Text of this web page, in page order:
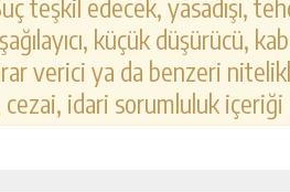
teşkil edecek, yasadışı,
küçük düşürücü,
verici ya da benzeri
idari sorumluluk